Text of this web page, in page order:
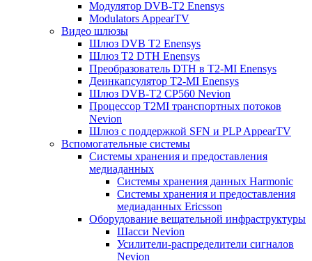
Модулятор DVB-T2 Enensys
Modulators AppearTV
Видео шлюзы
Шлюз DVB T2 Enensys
Шлюз T2 DTH Enensys
Преобразователь DTH в T2-MI Enensys
Деинкапсулятор T2-MI Enensys
Шлюз DVB-T2 CP560 Nevion
Процессор T2MI транспортных потоков
Nevion
Шлюз с поддержкой SFN и PLP AppearTV
Вспомогательные системы
Системы хранения и предоставления
медиаданных
Системы хранения данных Harmonic
Системы хранения и предоставления
медиаданных Ericsson
Оборудование вещательной инфраструктуры
Шасси Nevion
Усилители-распределители сигналов
Nevion